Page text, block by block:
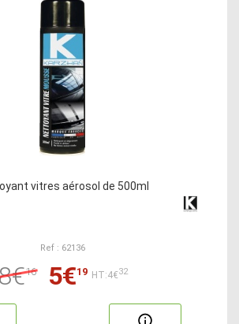
vitres aérosol de 500ml
Ref : 62136
16 5€19 HT:4€32